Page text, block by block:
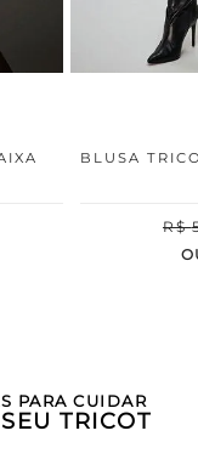
BLUSA
R$
PARA CUIDAR
TRICOT